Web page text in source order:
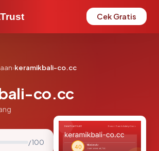
Cek Gratis
›keramikbali-co.cc
co.cc
/ 100